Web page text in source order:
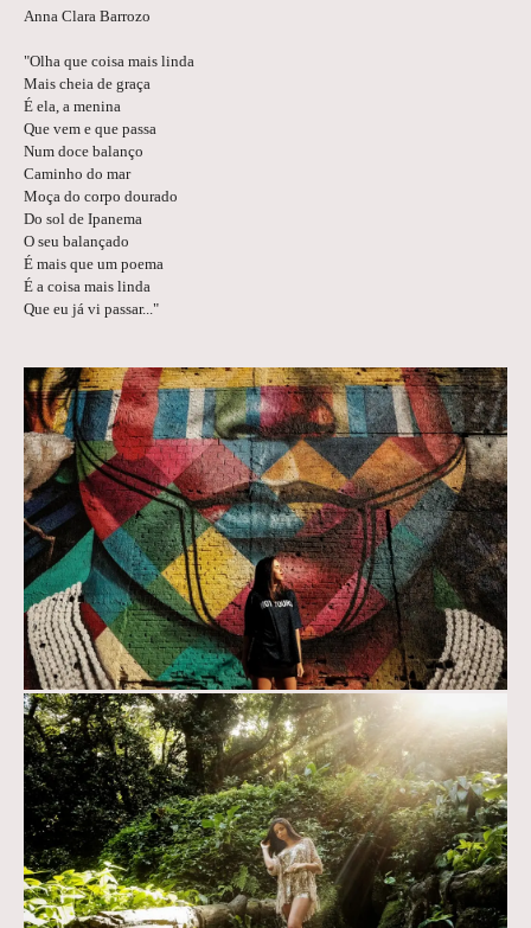
Anna Clara Barrozo
"Olha que coisa mais linda
Mais cheia de graça
É ela, a menina
Que vem e que passa
Num doce balanço
Caminho do mar
Moça do corpo dourado
Do sol de Ipanema
O seu balançado
É mais que um poema
É a coisa mais linda
Que eu já vi passar..."